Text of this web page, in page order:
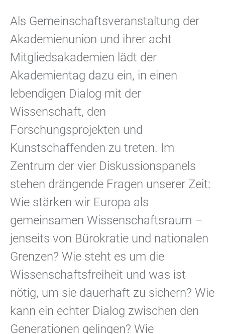
Als Gemeinschaftsveranstaltung der
Akademienunion und ihrer acht
Mitgliedsakademien lädt der
Akademientag dazu ein, in einen
lebendigen Dialog mit der
Wissenschaft, den
Forschungsprojekten und
Kunstschaffenden zu treten. Im
Zentrum der vier Diskussionspanels
stehen drängende Fragen unserer Zeit:
Wie stärken wir Europa als
gemeinsamen Wissenschaftsraum –
jenseits von Bürokratie und nationalen
Grenzen? Wie steht es um die
Wissenschaftsfreiheit und was ist
nötig, um sie dauerhaft zu sichern? Wie
kann ein echter Dialog zwischen den
Generationen gelingen? Wie